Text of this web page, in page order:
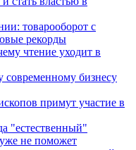
товарооборот с
рекорды
чтение уходит в
бизнесу
примут участие в
"естественный"
не поможет